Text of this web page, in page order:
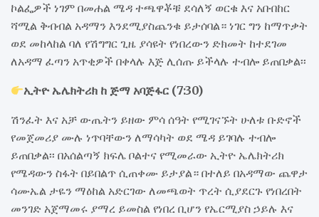
ኮልፌዎች ነገም በመሐል ሜዳ ተጫዋቾቹ ደሳለኝ ወርቁ እና አቡበከር
ሻሚል ቅብብል አዳማን እንደሚያስጨንቁ ይታሰባል። ነገር ግን ከማጥቃት
ወደ መከላከል ባለ የሽግግር ጊዜ ያሳዩት የነበረውን ድክመት ከተደገመ
ለአዳማ ፈጣን አጥቂዎች በቀላሉ እጅ ሊሰጡ ይችላሉ ተብሎ ይጠበቃል፡፡
ኢትዮ ኤሌክትሪክ ከ ጅማ አባጅፋር (7:30)
ሽንፈት እና አቻ ውጤትን ይዘው ምሳ ሰዓት የሚገናኙት ሁለቱ ቡድኖች
የመጀመሪያ ሙሉ ነጥባቸውን ለማሳካት ወደ ሜዳ ይገባሉ ተብሎ
ይጠበቃል፡፡ በአሰልጣኝ ክፍሌ ቦልተና የሚመራው ኢትዮ ኤሌክትሪክ
የሜዳውን ስፋት በይበልጥ ሲጠቀሙ ይታያል። በተለይ በአዳማው ጨዋታ
ሳሙኤል ታዬን ማዕከል አድርገው ለመጫወት ጥረት ሲያደርጉ የነበረበት
መንገድ አጀማመሩ ያማረ ይመስል የነበረ ቢሆን የኤርሚያስ ኃይሉ እና